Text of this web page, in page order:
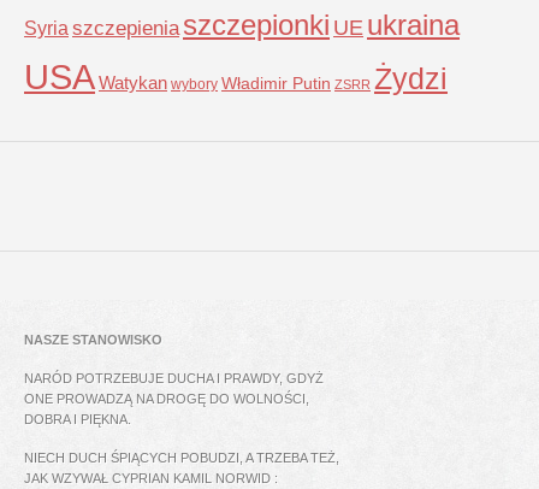
Syria szczepienia szczepionki UE ukraina
USAWatykan wybory Władimir Putin ZSRR Żydzi
NASZE STANOWISKO
NARÓD POTRZEBUJE DUCHA I PRAWDY, GDYŻ
ONE PROWADZĄ NA DROGĘ DO WOLNOŚCI,
DOBRA I PIĘKNA.
NIECH DUCH ŚPIĄCYCH POBUDZI, A TRZEBA TEŻ,
JAK WZYWAŁ CYPRIAN KAMIL NORWID :